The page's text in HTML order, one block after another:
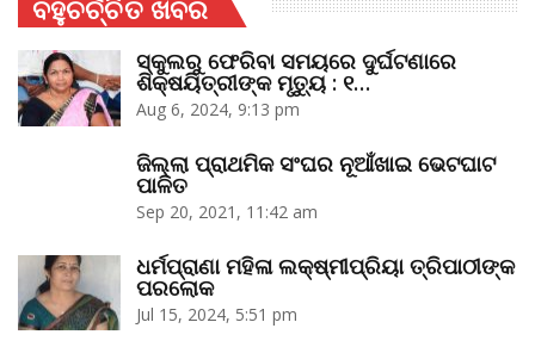
ବହୁଚର୍ଚ୍ଚିତ ଖବର
ସ୍କୁଲରୁ ଫେରିବା ସମୟରେ ଦୁର୍ଘଟଣାରେ
ଶିକ୍ଷୟିତ୍ରୀଙ୍କ ମୃତ୍ୟୁ : ୧…
Aug 6, 2024, 9:13 pm
ଜିଲ୍ଲା ପ୍ରାଥମିକ ସଂଘର ନୂଆଁଖାଇ ଭେଟଘାଟ
ପାଳିତ
Sep 20, 2021, 11:42 am
ଧର୍ମପ୍ରାଣା ମହିଳା ଲକ୍ଷ୍ମୀପ୍ରିୟା ତ୍ରିପାଠୀଙ୍କ
ପରଲୋକ
Jul 15, 2024, 5:51 pm